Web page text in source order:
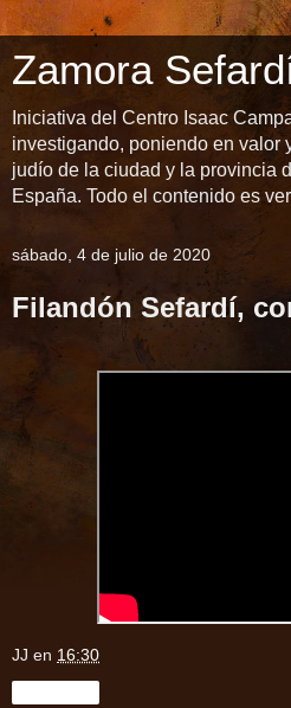
Zamora
Iniciativa del Centro Isaac
investigando, poniendo en valor
judío de la ciudad y la provincia
España. Todo el contenido es
sábado, 4 de julio de 2020
Filandón Sefardí,
JJ en 16:30